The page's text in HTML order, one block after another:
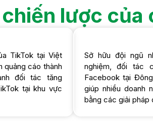
lược của
TikTok tại Việt
quảng cáo thành
đối tác tăng
tại khu vực
Sở hữu đội ngũ
nghiệm, đối tác
Facebook tại
giúp nhiều doanh
bằng các giải pháp